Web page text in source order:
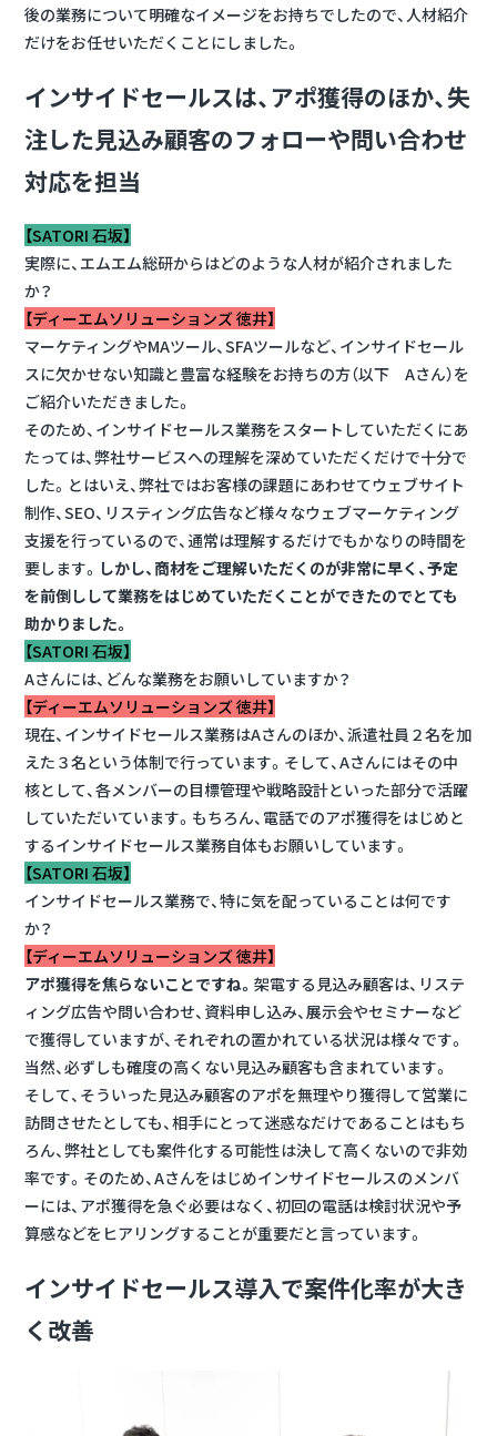
後の業務について明確なイメージをお持ちでしたので、人材紹介
だけをお任せいただくことにしました。
インサイドセールスは、アポ獲得のほか、失
注した見込み顧客のフォローや問い合わせ
対応を担当
【SATORI 石坂】
実際に、エムエム総研からはどのような人材が紹介されました
か？
【ディーエムソリューションズ 徳井】
マーケティングやMAツール、SFAツールなど、インサイドセール
スに欠かせない知識と豊富な経験をお持ちの方（以下 Aさん）を
ご紹介いただきました。
そのため、インサイドセールス業務をスタートしていただくにあ
たっては、弊社サービスへの理解を深めていただくだけで十分で
した。とはいえ、弊社ではお客様の課題にあわせてウェブサイト
制作、SEO、リスティング広告など様々なウェブマーケティング
支援を行っているので、通常は理解するだけでもかなりの時間を
要します。 しかし、商材をご理解いただくのが非常に早く、予定
を前倒しして業務をはじめていただくことができたのでとても
助かりました。
【SATORI 石坂】
Aさんには、どんな業務をお願いしていますか？
【ディーエムソリューションズ 徳井】
現在、インサイドセールス業務はAさんのほか、派遣社員２名を加
えた３名という体制で行っています。そして、Aさんにはその中
核として、各メンバーの目標管理や戦略設計といった部分で活躍
していただいています。もちろん、電話でのアポ獲得をはじめと
するインサイドセールス業務自体もお願いしています。
【SATORI 石坂】
インサイドセールス業務で、特に気を配っていることは何です
か？
【ディーエムソリューションズ 徳井】
アポ獲得を焦らないことですね。 架電する見込み顧客は、リステ
ィング広告や問い合わせ、資料申し込み、展示会やセミナーなど
で獲得していますが、それぞれの置かれている状況は様々です。
当然、必ずしも確度の高くない見込み顧客も含まれています。
そして、そういった見込み顧客のアポを無理やり獲得して営業に
訪問させたとしても、相手にとって迷惑なだけであることはもち
ろん、弊社としても案件化する可能性は決して高くないので非効
率です。そのため、Aさんをはじめインサイドセールスのメンバ
ーには、アポ獲得を急ぐ必要はなく、初回の電話は検討状況や予
算感などをヒアリングすることが重要だと言っています。
インサイドセールス導入で案件化率が大き
く改善